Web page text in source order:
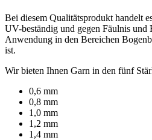
Bei diesem Qualitätsprodukt handelt
UV-beständig und gegen Fäulnis
Anwendung in den Bereichen
ist.
Wir bieten Ihnen Garn in den fünf
0,6 mm
0,8 mm
1,0 mm
1,2 mm
1,4 mm